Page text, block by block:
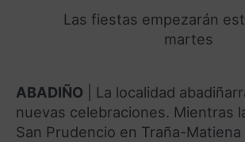
Las fiestas empezarán
martes
ABADIÑO | La localidad
nuevas celebraciones. Mientras
San Prudencio en Traña-Matiena